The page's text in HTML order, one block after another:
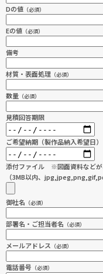
Dの値 （必須）
Eの値 （必須）
備考
材質・表面処理 （必須）
数量 （必須）
見積回答期限
ご希望納期（製作品納入希望日）
添付ファイル ※図面資料などが
（3MB以内、
御社名 （必須）
部署名・ご担当者名 （必須）
メールアドレス （必須）
電話番号 （必須）